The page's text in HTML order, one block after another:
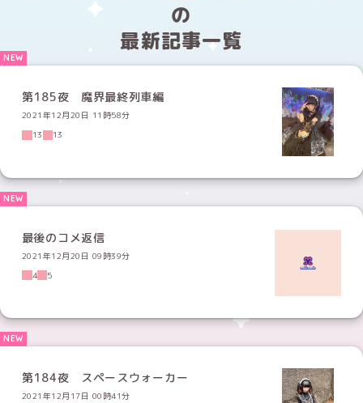
の
最新記事一覧
第185夜 魔界最終列車編
2021年12月20日 11時58分
13
13
最後のコメ返信
2021年12月20日 09時39分
4
5
第184夜 スペースウォーカー
2021年12月17日 00時41分